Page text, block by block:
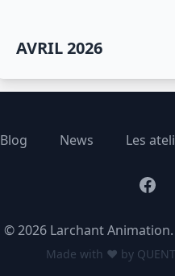
AVRIL 2026
Blog News Les
© 2026 Larchant
Made with ❤️ by